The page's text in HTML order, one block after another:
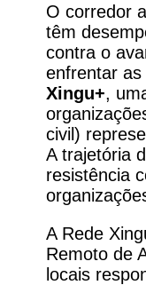
O corredor
têm
contra o
enfrentar
Xingu+,
civil)
A trajetória
resistência
A Rede
Remoto de
locais